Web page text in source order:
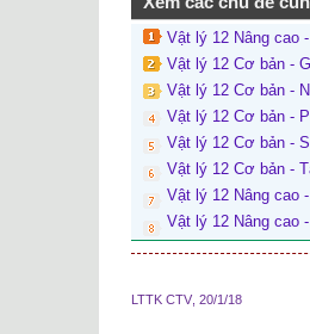
Vật lý 12 Nâng cao
Vật lý 12 Cơ bản -
Vật lý 12 Cơ bản -
Vật lý 12 Cơ bản -
Vật lý 12 Cơ bản -
Vật lý 12 Cơ bản -
Vật lý 12 Nâng cao
Vật lý 12 Nâng cao
LTTK CTV 20/1/18